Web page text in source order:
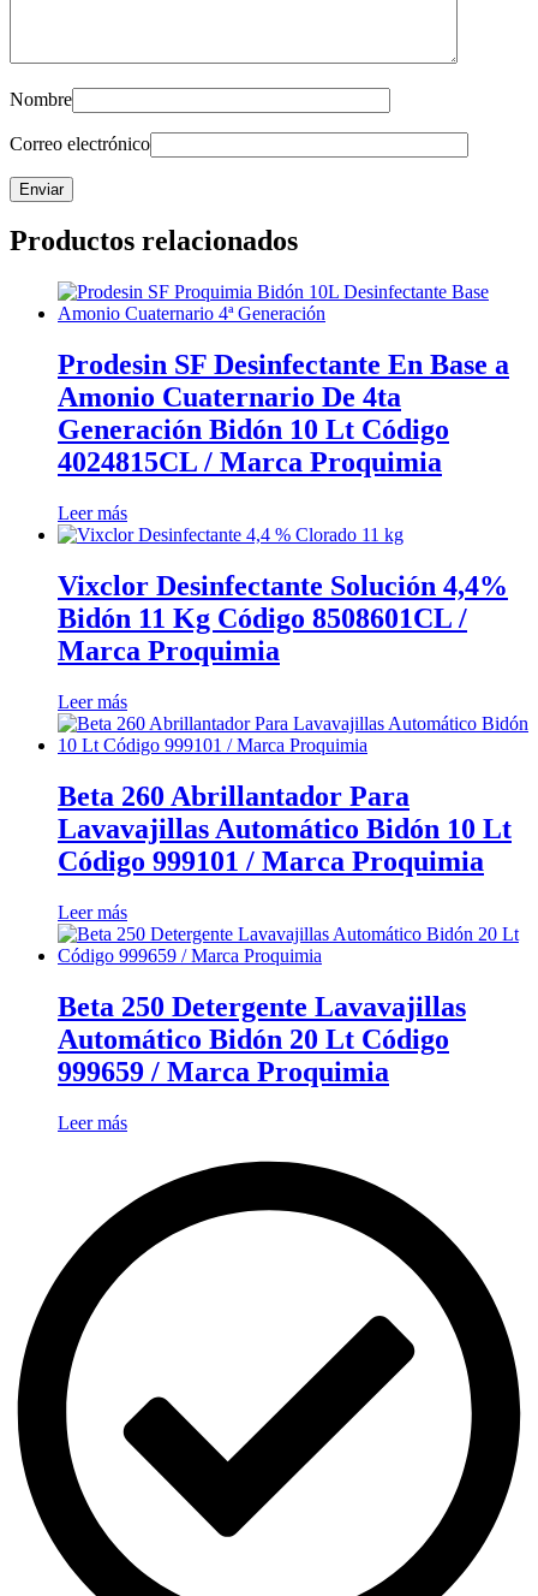
Nombre
Correo electrónico
Productos relacionados
Prodesin SF Desinfectante En Base a
Amonio Cuaternario De 4ta
Generación Bidón 10 Lt Código
4024815CL / Marca Proquimia
Leer más
Vixclor Desinfectante Solución 4,4%
Bidón 11 Kg Código 8508601CL /
Marca Proquimia
Leer más
Beta 260 Abrillantador Para
Lavavajillas Automático Bidón 10 Lt
Código 999101 / Marca Proquimia
Leer más
Beta 250 Detergente Lavavajillas
Automático Bidón 20 Lt Código
999659 / Marca Proquimia
Leer más